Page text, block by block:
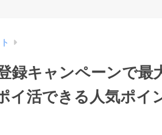
録キャンペーンで最
イ活できる人気ポイ